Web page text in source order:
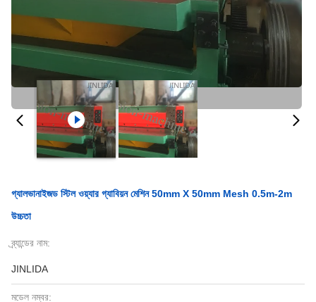
গ্যালভানাইজড স্টিল ওয়্যার গ্যাবিয়ন মেশিন 50mm X 50mm Mesh 0.5m-2m
উচ্চতা
ব্র্যান্ডের নাম:
JINLIDA
মডেল নম্বর: